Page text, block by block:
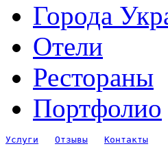
Города
Отели
Рестораны
Портфолио
Услуги Отзывы Контакты